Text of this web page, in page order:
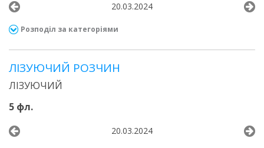
20.03.2024
Розподіл за категоріями
ЛІЗУЮЧИЙ РОЗЧИН
ЛІЗУЮЧИЙ
5 фл.
20.03.2024